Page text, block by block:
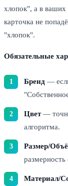
хлопок", а в ваших
карточка не
"хлопок".
Обязательные
Бренд —
Цвет—
алгоритма.
Размер/
Материал/